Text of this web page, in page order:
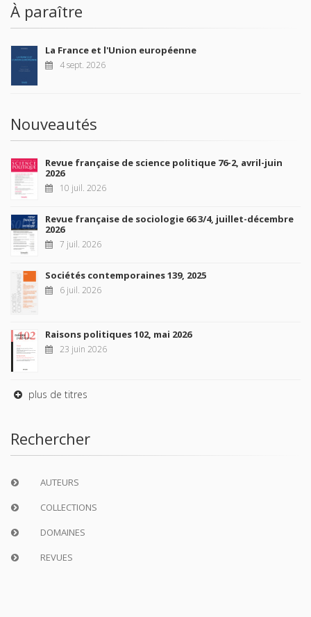
À paraître
La France et l'Union européenne
4 sept. 2026
Nouveautés
Revue française de science politique 76-2, avril-juin
2026
10 juil. 2026
Revue française de sociologie 66 3/4, juillet-décembre
2026
7 juil. 2026
Sociétés contemporaines 139, 2025
6 juil. 2026
Raisons politiques 102, mai 2026
23 juin 2026
plus de titres
Rechercher
AUTEURS
COLLECTIONS
DOMAINES
REVUES